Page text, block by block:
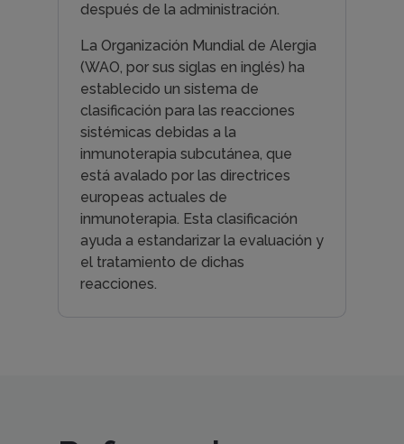
después de la administración.
La Organización Mundial de Alergia
(WAO, por sus siglas en inglés) ha
establecido un sistema de
clasificación para las reacciones
sistémicas debidas a la
inmunoterapia subcutánea, que
está avalado por las directrices
europeas actuales de
inmunoterapia. Esta clasificación
ayuda a estandarizar la evaluación y
el tratamiento de dichas
reacciones.